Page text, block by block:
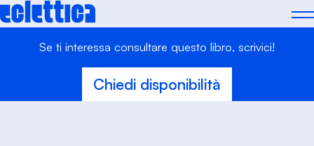
Skip
to
Se ti interessa consultare questo libro, scrivici!
Chiedi disponibilità